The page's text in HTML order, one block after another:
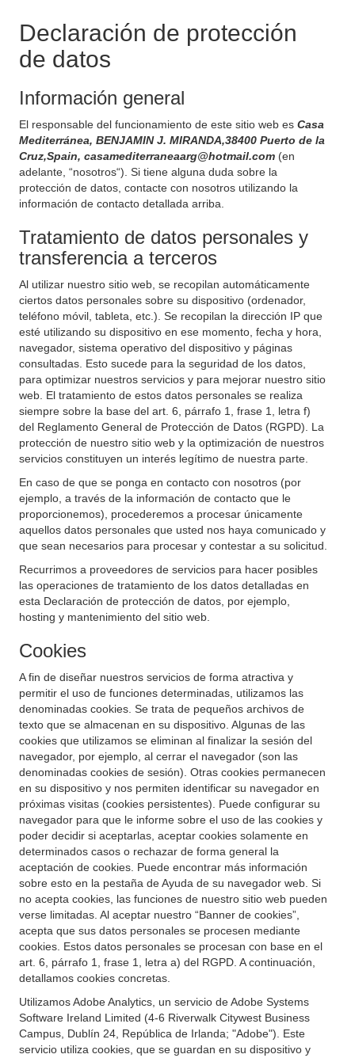
Declaración de protección
de datos
Información general
El responsable del funcionamiento de este sitio web es Casa
Mediterránea, BENJAMIN J. MIRANDA,38400 Puerto de la
Cruz,Spain, casamediterraneaarg@hotmail.com (en
adelante, “nosotros“). Si tiene alguna duda sobre la
protección de datos, contacte con nosotros utilizando la
información de contacto detallada arriba.
Tratamiento de datos personales y
transferencia a terceros
Al utilizar nuestro sitio web, se recopilan automáticamente
ciertos datos personales sobre su dispositivo (ordenador,
teléfono móvil, tableta, etc.). Se recopilan la dirección IP que
esté utilizando su dispositivo en ese momento, fecha y hora,
navegador, sistema operativo del dispositivo y páginas
consultadas. Esto sucede para la seguridad de los datos,
para optimizar nuestros servicios y para mejorar nuestro sitio
web. El tratamiento de estos datos personales se realiza
siempre sobre la base del art. 6, párrafo 1, frase 1, letra f)
del Reglamento General de Protección de Datos (RGPD). La
protección de nuestro sitio web y la optimización de nuestros
servicios constituyen un interés legítimo de nuestra parte.
En caso de que se ponga en contacto con nosotros (por
ejemplo, a través de la información de contacto que le
proporcionemos), procederemos a procesar únicamente
aquellos datos personales que usted nos haya comunicado y
que sean necesarios para procesar y contestar a su solicitud.
Recurrimos a proveedores de servicios para hacer posibles
las operaciones de tratamiento de los datos detalladas en
esta Declaración de protección de datos, por ejemplo,
hosting y mantenimiento del sitio web.
Cookies
A fin de diseñar nuestros servicios de forma atractiva y
permitir el uso de funciones determinadas, utilizamos las
denominadas cookies. Se trata de pequeños archivos de
texto que se almacenan en su dispositivo. Algunas de las
cookies que utilizamos se eliminan al finalizar la sesión del
navegador, por ejemplo, al cerrar el navegador (son las
denominadas cookies de sesión). Otras cookies permanecen
en su dispositivo y nos permiten identificar su navegador en
próximas visitas (cookies persistentes). Puede configurar su
navegador para que le informe sobre el uso de las cookies y
poder decidir si aceptarlas, aceptar cookies solamente en
determinados casos o rechazar de forma general la
aceptación de cookies. Puede encontrar más información
sobre esto en la pestaña de Ayuda de su navegador web. Si
no acepta cookies, las funciones de nuestro sitio web pueden
verse limitadas. Al aceptar nuestro “Banner de cookies”,
acepta que sus datos personales se procesen mediante
cookies. Estos datos personales se procesan con base en el
art. 6, párrafo 1, frase 1, letra a) del RGPD. A continuación,
detallamos cookies concretas.
Utilizamos Adobe Analytics, un servicio de Adobe Systems
Software Ireland Limited (4-6 Riverwalk Citywest Business
Campus, Dublín 24, República de Irlanda; "Adobe"). Este
servicio utiliza cookies, que se guardan en su dispositivo y